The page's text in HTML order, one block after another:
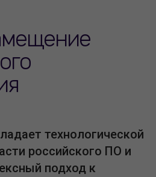
технологической
российского ПО и
подход к